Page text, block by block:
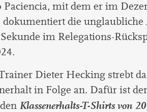
Paciencia, mit dem er im
dokumentiert die
im Relegations-
Dieter Hecking strebt
in Folge an. Dafür ist
Klassenerhalts-T-Shirts von